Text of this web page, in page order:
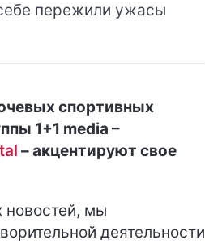
пережили ужасы
спортивных
1+1 media –
– акцентируют свое
мы
деятельности